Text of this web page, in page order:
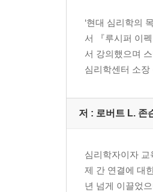
4부 이성 대 감정
8장 감정, 동기부여,
『사랑의 헛수고』
에필로그-심리학, 셰
참고 문헌
옮긴이의 말
‘현대 심리학의
서 『루시퍼 이
서 강의했으며
심리학센터 소장
저 : 로버트 L. 존
심리학자이자
제 간 연결에 대
년 넘게 이끌었